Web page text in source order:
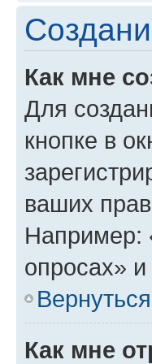
Как мне
Для
кнопке в
ваших
Например:
опросах» и
Как мне